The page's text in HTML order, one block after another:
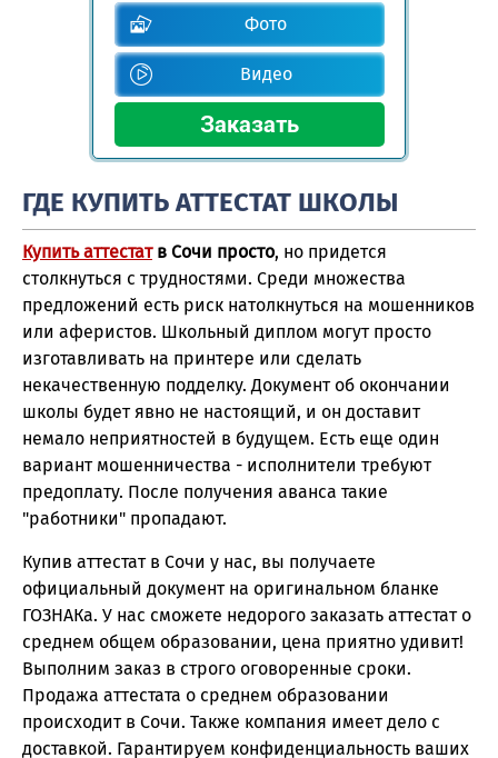
Фото
Видео
ГДЕ КУПИТЬ АТТЕСТАТ ШКОЛЫ
Купить аттестатв Сочи просто, но придется
столкнуться с трудностями. Среди множества
предложений есть риск натолкнуться на мошенников
или аферистов. Школьный диплом могут просто
изготавливать на принтере или сделать
некачественную подделку. Документ об окончании
школы будет явно не настоящий, и он доставит
немало неприятностей в будущем. Есть еще один
вариант мошенничества - исполнители требуют
предоплату. После получения аванса такие
"работники" пропадают.
Купив аттестат в Сочи у нас, вы получаете
официальный документ на оригинальном бланке
ГОЗНАКа. У нас сможете недорого заказать аттестат о
среднем общем образовании, цена приятно удивит!
Выполним заказ в строго оговоренные сроки.
Продажа аттестата о среднем образовании
происходит в Сочи. Также компания имеет дело с
доставкой. Гарантируем конфиденциальность ваших